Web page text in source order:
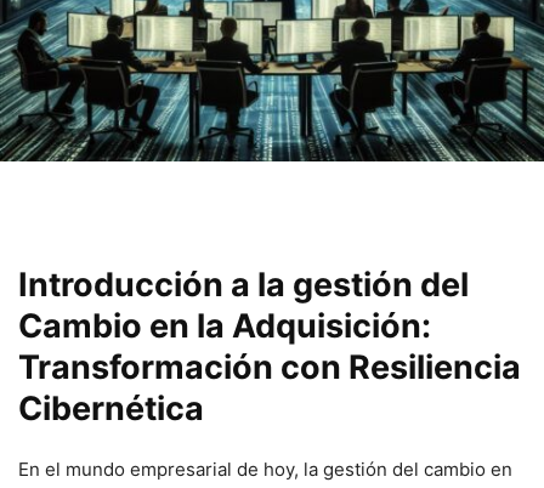
Introducción⁤ a‍ la gestión del
Cambio en la Adquisición:
Transformación con Resiliencia
Cibernética
En el mundo empresarial de ‌hoy, la gestión del cambio en